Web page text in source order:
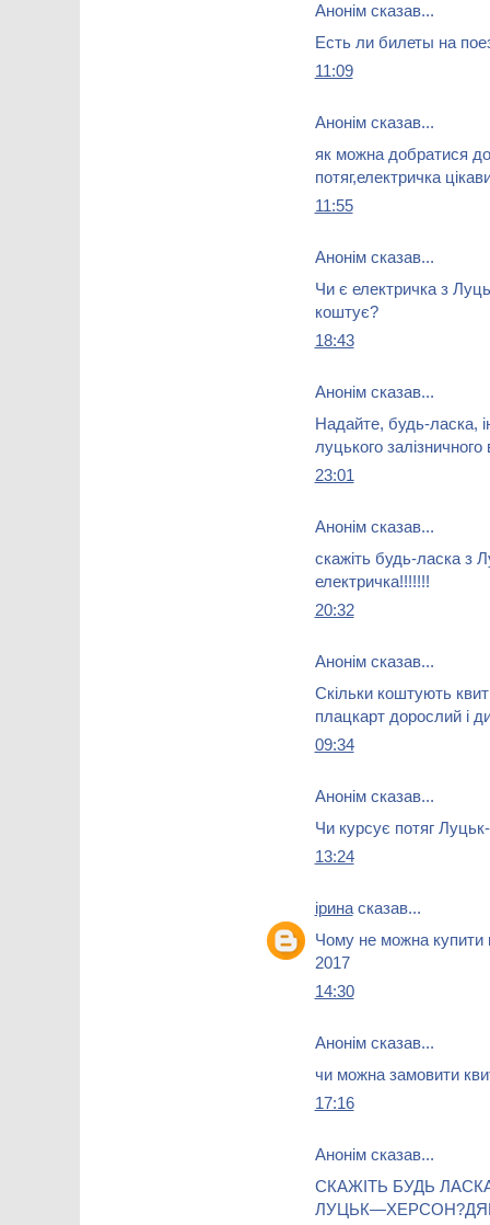
Анонім сказав...
Есть ли билеты на
11:09
Анонім сказав...
як можна добратися
потяг,електричка
11:55
Анонім сказав...
Чи є електричка з
коштує?
18:43
Анонім сказав...
Надайте, будь-ласка,
луцького залізничного
23:01
Анонім сказав...
скажіть будь-ласка з
електричка!!!!!!!
20:32
Анонім сказав...
Скільки коштують
плацкарт дорослий і
09:34
Анонім сказав...
Чи курсує потяг
13:24
іринасказав...
Чому не можна купити
2017
14:30
Анонім сказав...
чи можна замовити
17:16
Анонім сказав...
СКАЖІТЬ БУДЬ